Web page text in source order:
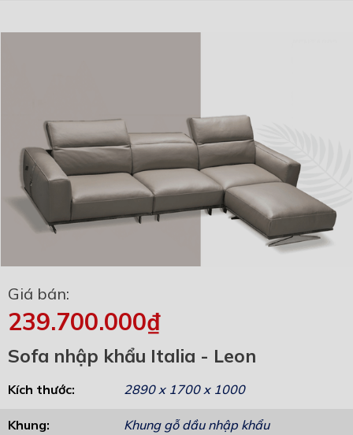
Giá bán:
239.700.000₫
Sofa nhập khẩu Italia - Leon
Kích thước: 2890 x 1700 x 1000
Khung: Khung gỗ dầu nhập khẩu